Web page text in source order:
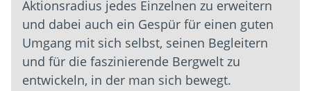
Aktionsradius jedes Einzelnen zu erweitern
und dabei auch ein Gespür für einen guten
Umgang mit sich selbst, seinen Begleitern
und für die faszinierende Bergwelt zu
entwickeln, in der man sich bewegt.